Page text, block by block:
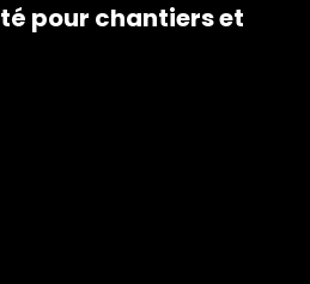
pour chantiers et